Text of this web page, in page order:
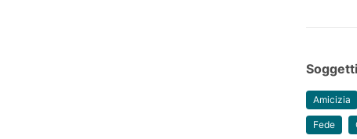
Soggetti
Amicizia
Fede